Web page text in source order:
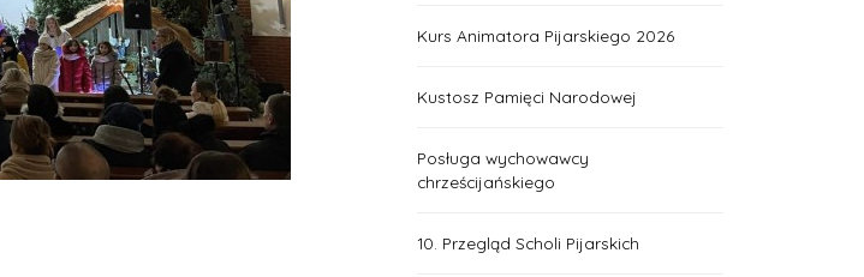
Kurs Animatora Pijarskiego 2026
Kustosz Pamięci Narodowej
Posługa wychowawcy
chrześcijańskiego
10. Przegląd Scholi Pijarskich